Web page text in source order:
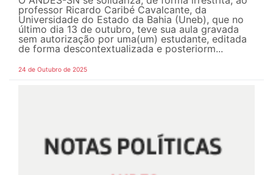
professor Ricardo Caribé Cavalcante, da
Universidade do Estado da Bahia (Uneb), que no
último dia 13 de outubro, teve sua aula gravada
sem autorização por uma(um) estudante, editada
de forma descontextualizada e posteriorm...
24 de Outubro de 2025